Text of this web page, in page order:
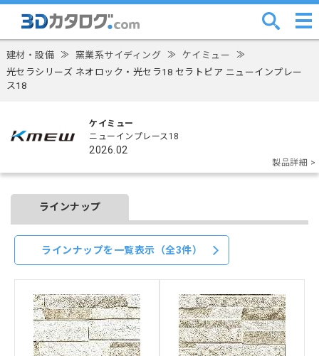
建材・設備 ≫ 窯業系サイディング ≫ ケイミュー ≫
光セラシリーズ ネオロック・光セラ18 セラトピア ニューインプレー
ス18
ケイミュー
ニューインプレース18
2026.02
製品詳細 >
ラインナップ
ラインナップを一覧表示（全3件）